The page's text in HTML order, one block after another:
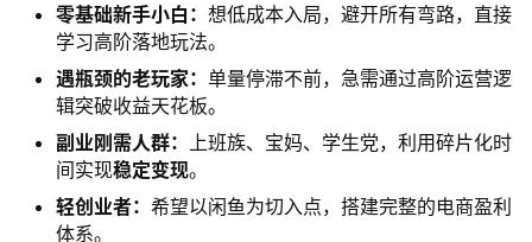
零基础新手小白： 想低成本入局，避开所有弯路，直接
学习高阶落地玩法。
遇瓶颈的老玩家： 单量停滞不前，急需通过高阶运营逻
辑突破收益天花板。
副业刚需人群：
上班族、宝妈、学生党，利用碎片化时
间实现稳定变现。
轻创业者： 希望以闲鱼为切入点，搭建完整的电商盈利
体系。